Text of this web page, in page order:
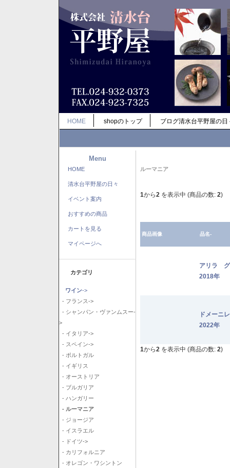
HOME shopのトップ ブログ清水台平野屋の日
Menu
HOME
清水台平野屋の日々
イベント案内
おすすめの商品
カートを見る
マイページへ
カテゴリ
ワイン->
- フランス->
- シャンパン・ヴァンムスー-
>
- イタリア->
- スペイン->
- ポルトガル
- イギリス
- オーストリア
- ブルガリア
- ハンガリー
- ルーマニア
- ジョージア
- イスラエル
- ドイツ->
- カリフォルニア
- オレゴン・ワシントン
ルーマニア
1から2 を表示中 (商品の数: 2)
商品画像 品名-
アリラ
2018年
ドメー
2022年
1から2 を表示中 (商品の数: 2)